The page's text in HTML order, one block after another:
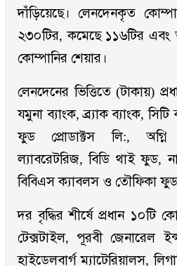
দাঁড়িয়েছে। লেনদেনকৃত
২৩০টির, কমেছে ১১৬টির এবং
কোম্পানির শেয়ার।
লেনদেনের ভিত্তিতে (টাকায়)
যমুনা ব্যাংক, ব্র্যাক ব্যাংক,
ফুড প্রোডাক্টস লি:, অগ্নি
ল্যাবরেটরিজ, বিডি থাই ফুড,
বিবিএস ক্যাবলস ও তৌফিকা
দর বৃদ্ধির শীর্ষে প্রধান ১০টি
টেক্সটাইল, পূরবী জেনারেল
হাইডেলবার্গ ম্যাটেরিয়ালস,